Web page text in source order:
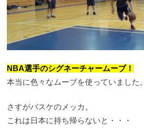
NBA選手のシグネーチャームーブ！
本当に色々なムーブを使っていました。
さすがバスケのメッカ。
これは日本に持ち帰らないと・・・